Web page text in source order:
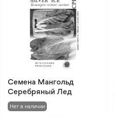
Семена Мангольд
Серебряный Лед
Нет в наличии